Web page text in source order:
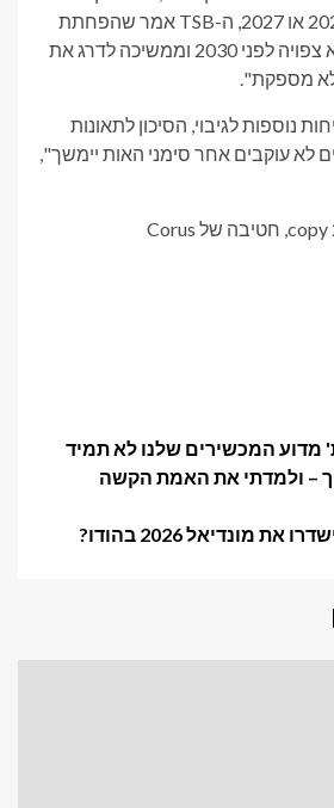
מוצעות שצפויות ב-2026 או 2027, ה-TSB אמר שהפחתת
סיכונים משמעותית לא צפויה לפני 2030 וממשיכה לדרג את
מספקת".
נוספות לגיבוי, הסיכון לתאונות
לא עוקבים אחר סימני האות יימשך",
&copy 2026 Global News, חטיבה של Corus
מדוע המכשירים שלנו לא תמיד
– ולמדתי את האמת הקשה
מונדיאל 2026 בהודו?